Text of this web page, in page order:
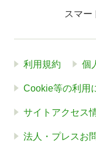
スマー
利用規約 個
Cookie等の利用
サイトアクセス
法人・プレスお